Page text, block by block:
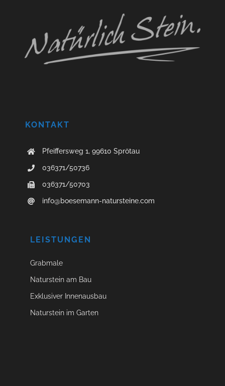
KONTAKT
Pfeiffersweg 1, 99610 Sprötau
036371/50736
036371/50703
info@boesemann-natursteine.com
LEISTUNGEN
Grabmale
Naturstein am Bau
Exklusiver Innenausbau
Naturstein im Garten